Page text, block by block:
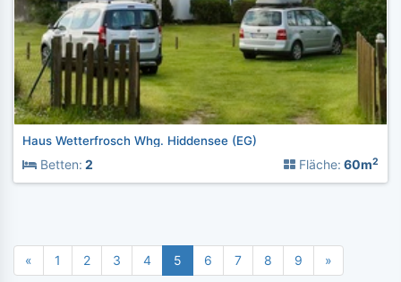
Haus Wetterfrosch Whg. Hiddensee (EG)
Betten: 2 Fläche: 60m2
« 1 2 3 4 5 6 7 8 9 »